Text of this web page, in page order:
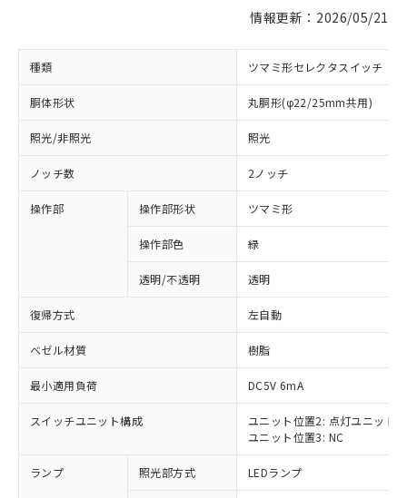
情報更新：2026/05/21
種類 ツマミ形セレクタスイッチ
胴体形状 丸胴形(φ22/25mm共用)
照光/非照光 照光
ノッチ数 2ノッチ
操作部 操作部形状 ツマミ形
操作部色 緑
透明/不透明 透明
復帰方式 左自動
ベゼル材質 樹脂
最小適用負荷 DC5V 6mA
スイッチユニット構成
ユニット位置2: 点灯ユニット
ユニット位置3: NC
ランプ 照光部方式 LEDランプ